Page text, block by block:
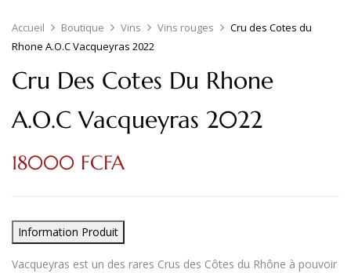
Accueil Boutique Vins Vins rouges
Cru des Cotes du
Rhone A.O.C Vacqueyras 2022
Cru Des Cotes Du Rhone
A.O.C Vacqueyras 2022
18000 FCFA
Information Produit
Vacqueyras est un des rares Crus des Côtes du Rhône à pouvoir